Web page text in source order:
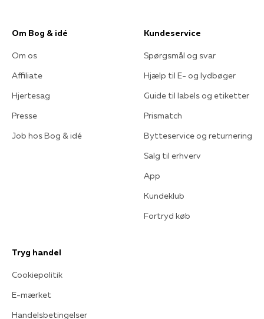
Om Bog & idé
Om os
Affiliate
Hjertesag
Presse
Job hos Bog & idé
Kundeservice
Spørgsmål og svar
Hjælp til E- og lydbøger
Guide til labels og etiketter
Prismatch
Bytteservice og returnering
Salg til erhverv
App
Kundeklub
Fortryd køb
Tryg handel
Cookiepolitik
E-mærket
Handelsbetingelser